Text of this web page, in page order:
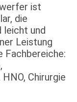
ist
die
leicht und
Leistung
Fachbereiche:
Chirurgie